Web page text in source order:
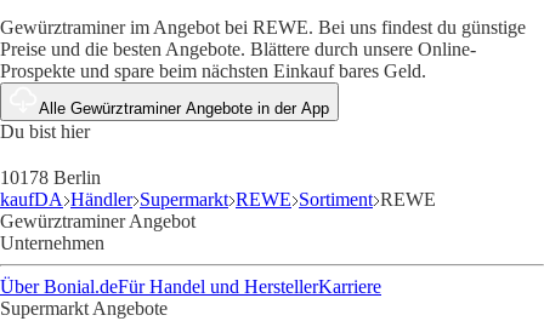
Gewürztraminer im Angebot bei REWE. Bei uns findest du günstige
Preise und die besten Angebote. Blättere durch unsere Online-
Prospekte und spare beim nächsten Einkauf bares Geld.
Alle Gewürztraminer Angebote in der App
Du bist hier
10178 Berlin
kaufDA Händler Supermarkt REWE Sortiment REWE
Gewürztraminer Angebot
Unternehmen
Über Bonial.deFür Handel und HerstellerKarriere
Supermarkt Angebote